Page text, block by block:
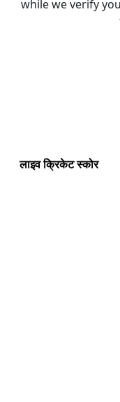
लाइव क्रिकेट स्कोर